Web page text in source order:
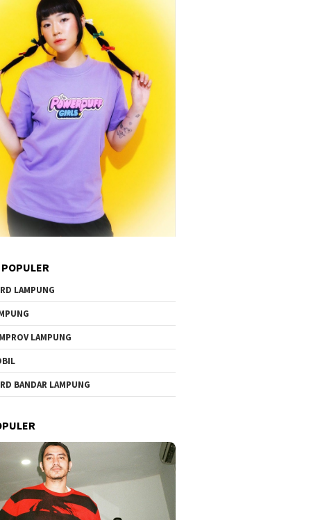
LAMPUNG
LAMPUNG
BANDAR LAMPUNG